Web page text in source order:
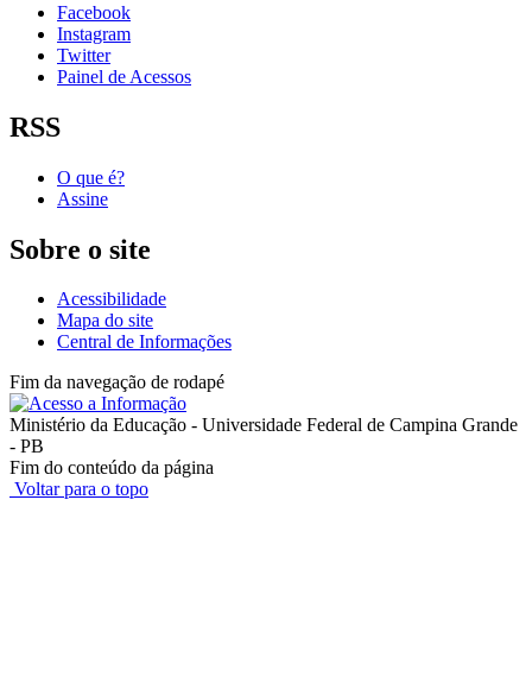
Facebook
Instagram
Twitter
Painel de Acessos
RSS
O que é?
Assine
Sobre o site
Acessibilidade
Mapa do site
Central de Informações
Fim da navegação de rodapé
Ministério da Educação - Universidade Federal de Campina Grande
- PB
Fim do conteúdo da página
Voltar para o topo